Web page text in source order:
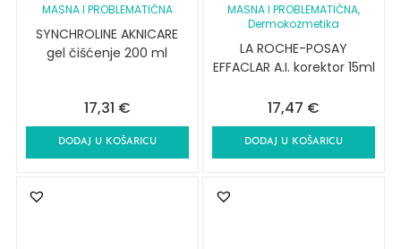
MASNA I PROBLEMATIČNA
SYNCHROLINE AKNICARE
gel čišćenje 200 ml
17,31 €
DODAJ U KOŠARICU
MASNA I PROBLEMATIČNA,
Dermokozmetika
LA ROCHE-POSAY
EFFACLAR A.I. korektor 15ml
17,47 €
DODAJ U KOŠARICU